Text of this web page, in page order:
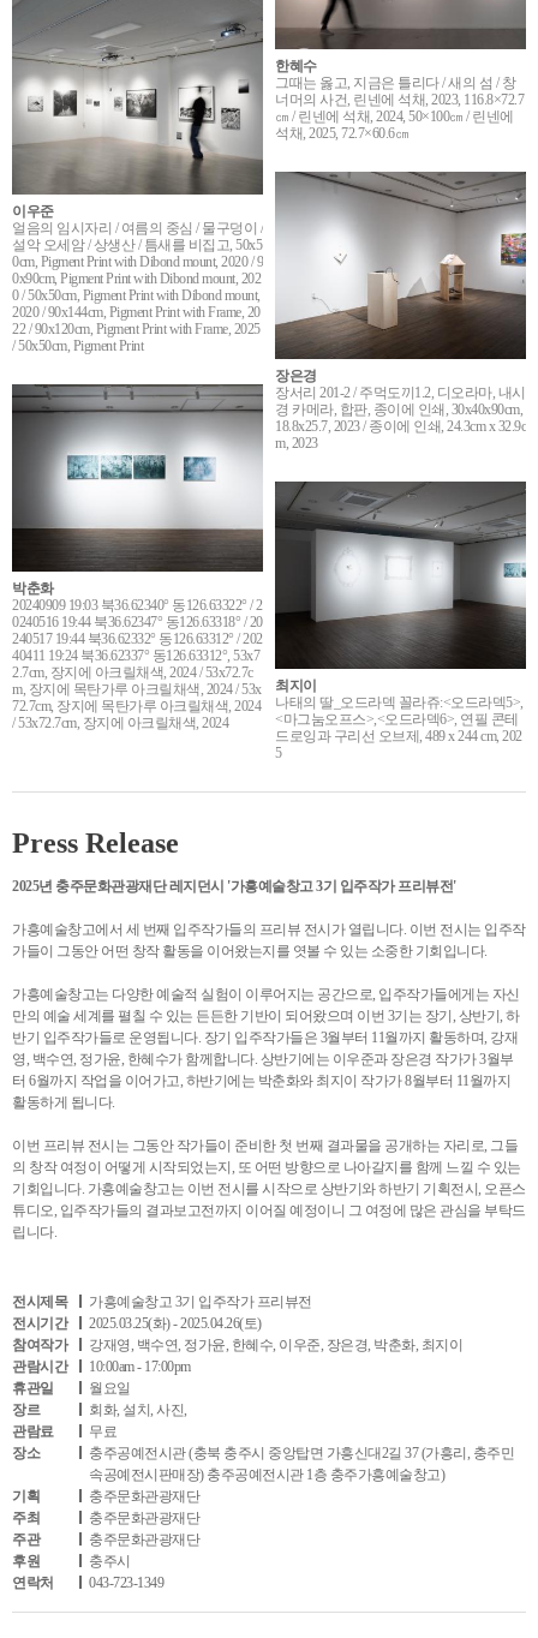
한혜수
그때는 옳고, 지금은 틀리다 / 새의 섬 / 창
너머의 사건, 린넨에 석채, 2023, 116.8×72.7
㎝ / 린넨에 석채, 2024, 50×100㎝ / 린넨에
석채, 2025, 72.7×60.6㎝
이우준
얼음의 임시자리 / 여름의 중심 / 물구덩이 /
설악 오세암 / 상생산 / 틈새를 비집고, 50x5
0cm, Pigment Print with Dibond mount, 2020 / 9
0x90cm, Pigment Print with Dibond mount, 202
0 / 50x50cm, Pigment Print with Dibond mount,
2020 / 90x144cm, Pigment Print with Frame, 20
22 / 90x120cm, Pigment Print with Frame, 2025
/ 50x50cm, Pigment Print
장은경
장서리 201-2 / 주먹도끼1.2, 디오라마, 내시
경 카메라, 합판, 종이에 인쇄, 30x40x90cm,
18.8x25.7, 2023 / 종이에 인쇄, 24.3cm x 32.9c
m, 2023
박춘화
20240909 19:03 북36.62340° 동126.63322° / 2
0240516 19:44 북36.62347° 동126.63318° / 20
240517 19:44 북36.62332° 동126.63312° / 202
40411 19:24 북36.62337° 동126.63312°, 53x7
2.7cm, 장지에 아크릴채색, 2024 / 53x72.7c
m, 장지에 목탄가루 아크릴채색, 2024 / 53x
72.7cm, 장지에 목탄가루 아크릴채색, 2024
/ 53x72.7cm, 장지에 아크릴채색, 2024
최지이
나태의 딸_오드라덱 꼴라쥬:<오드라덱5>,
<마그눔오프스>,<오드라덱6>, 연필 콘테
드로잉과 구리선 오브제, 489 x 244 cm, 202
5
Press Release
2025년 충주문화관광재단 레지던시 '가흥예술창고 3기 입주작가 프리뷰전'
가흥예술창고에서 세 번째 입주작가들의 프리뷰 전시가 열립니다. 이번 전시는 입주작
가들이 그동안 어떤 창작 활동을 이어왔는지를 엿볼 수 있는 소중한 기회입니다.
가흥예술창고는 다양한 예술적 실험이 이루어지는 공간으로, 입주작가들에게는 자신
만의 예술 세계를 펼칠 수 있는 든든한 기반이 되어왔으며 이번 3기는 장기, 상반기, 하
반기 입주작가들로 운영됩니다. 장기 입주작가들은 3월부터 11월까지 활동하며, 강재
영, 백수연, 정가윤, 한혜수가 함께합니다. 상반기에는 이우준과 장은경 작가가 3월부
터 6월까지 작업을 이어가고, 하반기에는 박춘화와 최지이 작가가 8월부터 11월까지
활동하게 됩니다.
이번 프리뷰 전시는 그동안 작가들이 준비한 첫 번째 결과물을 공개하는 자리로, 그들
의 창작 여정이 어떻게 시작되었는지, 또 어떤 방향으로 나아갈지를 함께 느낄 수 있는
기회입니다. 가흥예술창고는 이번 전시를 시작으로 상반기와 하반기 기획전시, 오픈스
튜디오, 입주작가들의 결과보고전까지 이어질 예정이니 그 여정에 많은 관심을 부탁드
립니다.
전시제목
가흥예술창고 3기 입주작가 프리뷰전
전시기간
2025.03.25(화) - 2025.04.26(토)
참여작가
강재영, 백수연, 정가윤, 한혜수, 이우준, 장은경, 박춘화, 최지이
관람시간
10:00am - 17:00pm
휴관일
월요일
장르
회화, 설치, 사진,
관람료
무료
장소
충주공예전시관 (충북 충주시 중앙탑면 가흥신대2길 37 (가흥리, 충주민
속공예전시판매장) 충주공예전시관 1층 충주가흥예술창고)
기획
충주문화관광재단
주최
충주문화관광재단
주관
충주문화관광재단
후원
충주시
연락처
043-723-1349